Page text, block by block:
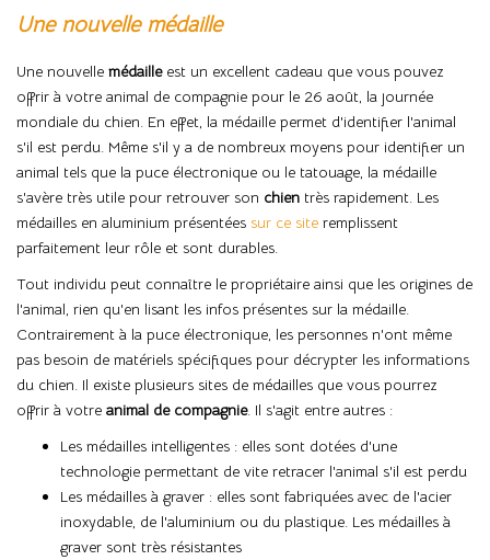
Une nouvelle médaille
Une nouvelle médaille est un excellent cadeau que vous pouvez
offrir à votre animal de compagnie pour le 26 août, la journée
mondiale du chien. En effet, la médaille permet d'identifier l'animal
s'il est perdu. Même s'il y a de nombreux moyens pour identifier un
animal tels que la puce électronique ou le tatouage, la médaille
s'avère très utile pour retrouver son chien très rapidement. Les
médailles en aluminium présentées sur ce site remplissent
parfaitement leur rôle et sont durables.
Tout individu peut connaître le propriétaire ainsi que les origines de
l'animal, rien qu'en lisant les infos présentes sur la médaille.
Contrairement à la puce électronique, les personnes n'ont même
pas besoin de matériels spécifiques pour décrypter les informations
du chien. Il existe plusieurs sites de médailles que vous pourrez
offrir à votre animal de compagnie. Il s'agit entre autres :
Les médailles intelligentes : elles sont dotées d'une
technologie permettant de vite retracer l'animal s'il est perdu
Les médailles à graver : elles sont fabriquées avec de l'acier
inoxydable, de l'aluminium ou du plastique. Les médailles à
graver sont très résistantes